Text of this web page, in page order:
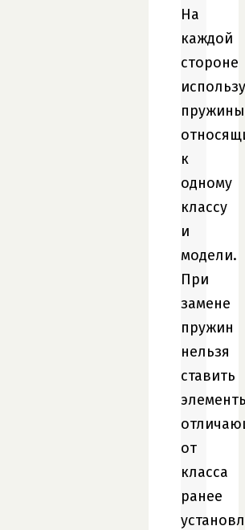
На
каждой
стороне
к
одному
классу
и
модели.
При
замене
пружин
нельзя
ставить
от
класса
ранее